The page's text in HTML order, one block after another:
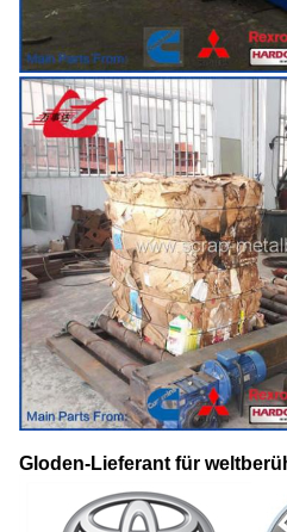
Gloden-Lieferant für